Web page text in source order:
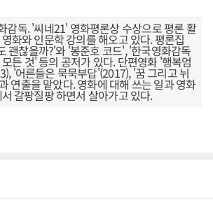
감독. '씨네21' 영화평론상 수상으로 평론 활
화와 인문학 강의를 해오고 있다. 평론집
괜찮을까?'와 '봉준호 코드', '한국영화감독
든 것' 등의 공저가 있다. 단편영화 '행복엄
'어른들은 묵묵부답'(2017), '꿈 그리고 뉘
연출을 맡았다. 영화에 대해 쓰는 일과 영화
서 갈팡질팡 하면서 살아가고 있다.